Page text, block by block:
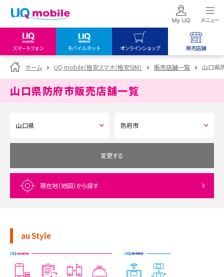
スマートフォン モバイルネット オンラインショップ 販売店舗
my UQ WiMAX
UQ WiMAX ご契約の方
My UQ mobile
データチャージサイト
UQ mobile
オンラインショップ
UQ WiMAX
UQ mobile
販売店舗
UQ WiMAX
ホーム UQ mobile（格安スマホ/格安SIM） 販売店舗一覧 山口県
山口県防府市販売店舗一覧
変更する
現在地（地図）から探す
au Style